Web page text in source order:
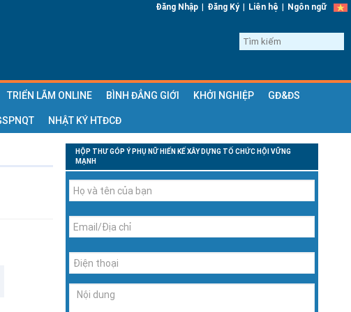
Đăng Nhập | Đăng Ký | Liên hệ | Ngôn ngữ
TRIỂN LÃM ONLINE BÌNH ĐẲNG GIỚI KHỞI NGHIỆP GĐ&ĐS
NHẬT KÝ HTĐCĐ
HỘP THƯ GÓP Ý PHỤ NỮ HIẾN KẾ XÂY DỰNG TỔ CHỨC HỘI VỮNG
MẠNH